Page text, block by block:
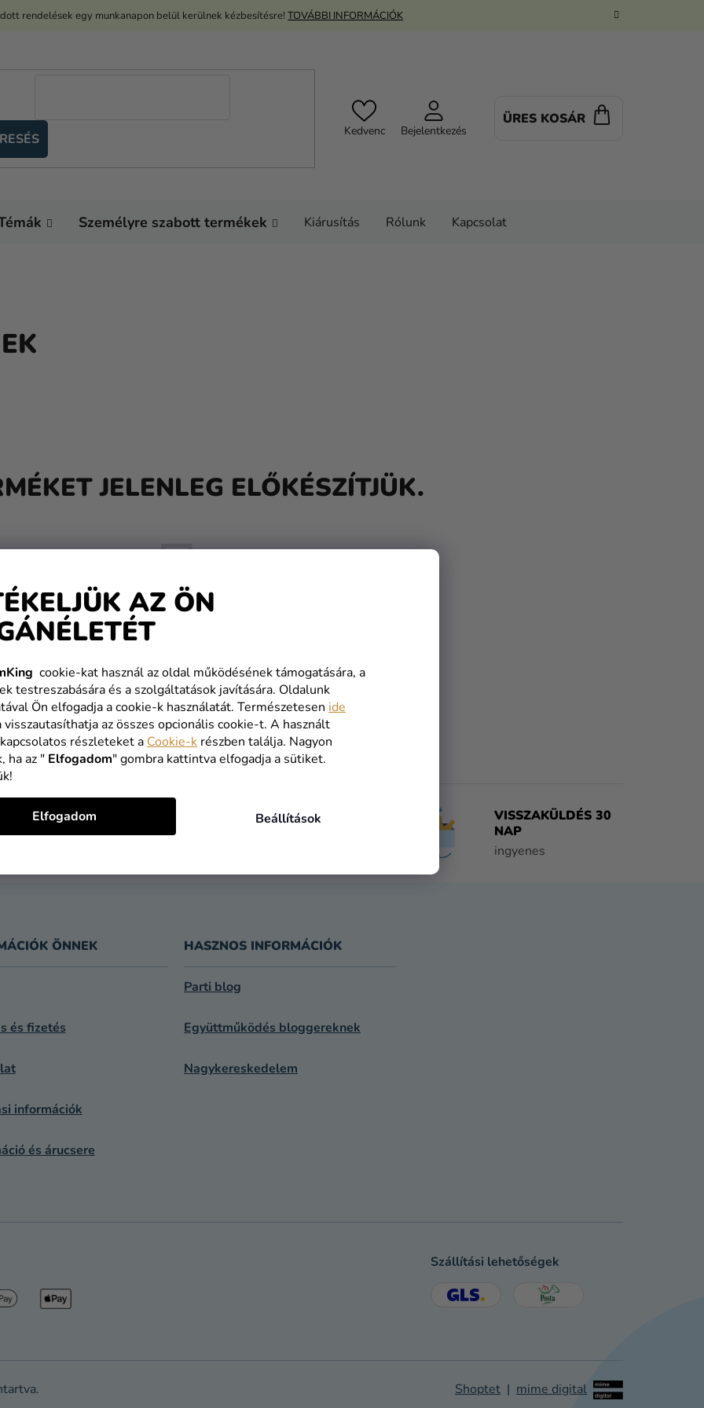
AZ ÖN
cookie-kat használ az oldal működésének támogatására, a
testreszabására és a szolgáltatások javítására. Oldalunk
Ön elfogadja a cookie-k használatát. Természetesen ide
az összes opcionális cookie-t. A használt
részleteket a Cookie-k részben találja. Nagyon
ha az " Elfogadom" gombra kattintva elfogadja a sütiket.
Beállítások
Elfogadom
rendelések egy munkanapon belül kerülnek kézbesítésre! TOVÁBBI INFORMÁCIÓK
Kedvenc Bejelentkezés
ÜRES KOSÁR
Személyre szabott termékek Kiárusítás Rólunk Kapcsolat
JELENLEG ELŐKÉSZÍTJÜK.
VÁSÁRLÁS FOLYTATÁSA
INGYENES
SZÁLLÍTÁS
1 NAPOS
VISSZAKÜLDÉS 30
NAP
ingyenes
ÖNNEK
és fizetés
információk
és árucsere
HASZNOS INFORMÁCIÓK
Parti blog
Együttműködés bloggereknek
Nagykereskedelem
Szállítási lehetőségek
Shoptet | mime digital